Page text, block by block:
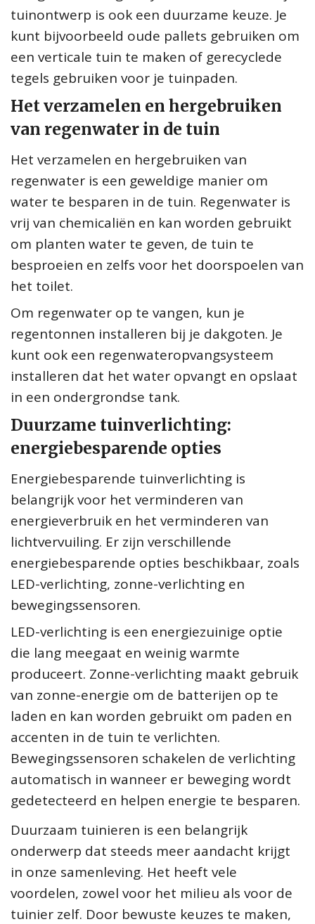
tuinontwerp is ook een duurzame keuze. Je
kunt bijvoorbeeld oude pallets gebruiken om
een verticale tuin te maken of gerecyclede
tegels gebruiken voor je tuinpaden.
Het verzamelen en hergebruiken
van regenwater in de tuin
Het verzamelen en hergebruiken van
regenwater is een geweldige manier om
water te besparen in de tuin. Regenwater is
vrij van chemicaliën en kan worden gebruikt
om planten water te geven, de tuin te
besproeien en zelfs voor het doorspoelen van
het toilet.
Om regenwater op te vangen, kun je
regentonnen installeren bij je dakgoten. Je
kunt ook een regenwateropvangsysteem
installeren dat het water opvangt en opslaat
in een ondergrondse tank.
Duurzame tuinverlichting:
energiebesparende opties
Energiebesparende tuinverlichting is
belangrijk voor het verminderen van
energieverbruik en het verminderen van
lichtvervuiling. Er zijn verschillende
energiebesparende opties beschikbaar, zoals
LED-verlichting, zonne-verlichting en
bewegingssensoren.
LED-verlichting is een energiezuinige optie
die lang meegaat en weinig warmte
produceert. Zonne-verlichting maakt gebruik
van zonne-energie om de batterijen op te
laden en kan worden gebruikt om paden en
accenten in de tuin te verlichten.
Bewegingssensoren schakelen de verlichting
automatisch in wanneer er beweging wordt
gedetecteerd en helpen energie te besparen.
Duurzaam tuinieren is een belangrijk
onderwerp dat steeds meer aandacht krijgt
in onze samenleving. Het heeft vele
voordelen, zowel voor het milieu als voor de
tuinier zelf. Door bewuste keuzes te maken,